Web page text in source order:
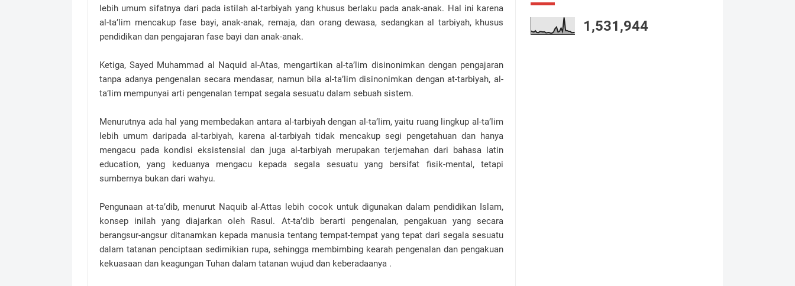
lebih umum sifatnya dari pada istilah al-tarbiyah yang khusus berlaku pada anak-anak. Hal ini karena
al-ta’lim mencakup fase bayi, anak-anak, remaja, dan orang dewasa, sedangkan al tarbiyah, khusus
pendidikan dan pengajaran fase bayi dan anak-anak.
Ketiga, Sayed Muhammad al Naquid al-Atas, mengartikan al-ta’lim disinonimkan dengan pengajaran
tanpa adanya pengenalan secara mendasar, namun bila al-ta’lim disinonimkan dengan at-tarbiyah, al-
ta’lim mempunyai arti pengenalan tempat segala sesuatu dalam sebuah sistem.
Menurutnya ada hal yang membedakan antara al-tarbiyah dengan al-ta’lim, yaitu ruang lingkup al-ta’lim
lebih umum daripada al-tarbiyah, karena al-tarbiyah tidak mencakup segi pengetahuan dan hanya
mengacu pada kondisi eksistensial dan juga al-tarbiyah merupakan terjemahan dari bahasa latin
education, yang keduanya mengacu kepada segala sesuatu yang bersifat fisik-mental, tetapi
sumbernya bukan dari wahyu.
Pengunaan at-ta’dib, menurut Naquib al-Attas lebih cocok untuk digunakan dalam pendidikan Islam,
konsep inilah yang diajarkan oleh Rasul. At-ta’dib berarti pengenalan, pengakuan yang secara
berangsur-angsur ditanamkan kepada manusia tentang tempat-tempat yang tepat dari segala sesuatu
dalam tatanan penciptaan sedimikian rupa, sehingga membimbing kearah pengenalan dan pengakuan
kekuasaan dan keagungan Tuhan dalam tatanan wujud dan keberadaanya .
1,531,944